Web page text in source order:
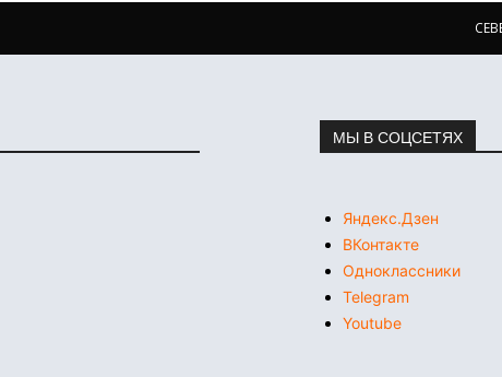
МЫ В СОЦСЕТЯХ
Яндекс.Дзен
ВКонтакте
Одноклассники
Telegram
Youtube